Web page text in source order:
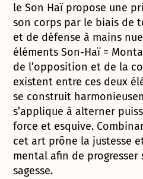
le Son Haï propose une
son corps par le biais de
et de défense à mains
éléments Son-Haï =
de l’opposition et de la
existent entre ces deux
se construit
s’applique à alterner
force et esquive.
cet art prône la justesse
mental afin de progresser
sagesse.